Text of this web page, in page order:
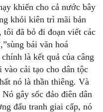
khiến cho cả nước bây
khỏi kiên trì mãi bản
đã bỏ đi đoạn viết các
bái văn hoá
là kết quả của câng
vào cải tạo cho dân tộc
nó là thần thiêng. Và
gây sốc đảo điên dân
đấu tranh giai cấp, nó